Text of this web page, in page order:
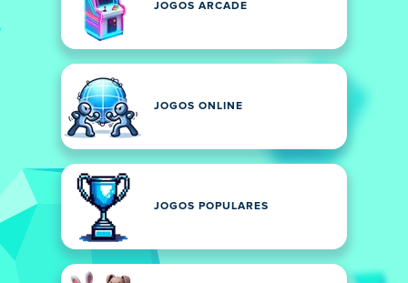
JOGOS ARCADE
JOGOS ONLINE
JOGOS POPULARES